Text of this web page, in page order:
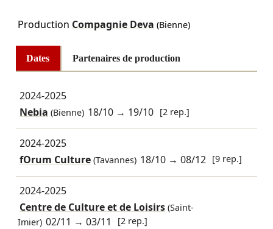
Production Compagnie Deva (Bienne)
Dates Partenaires de production
2024-2025
Nebia (Bienne) 18/10 → 19/10 [2 rep.]
2024-2025
fOrum Culture(Tavannes) 18/10 →08/12 [9 rep.]
2024-2025
Centre de Culture et de Loisirs(Saint-
Imier) 02/11 →03/11 [2 rep.]